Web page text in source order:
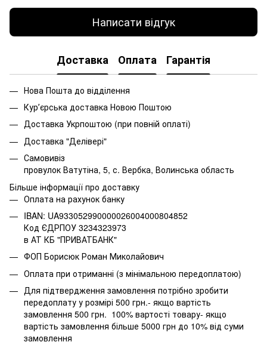
Написати відгук
Доставка Оплата Гарантія
Нова Пошта до відділення
Курʼєрська доставка Новою Поштою
Доставка Укрпоштою (при повній оплаті)
Доставка "Делівері"
Самовивіз
провулок Ватутіна, 5, с. Вербка, Волинська область
Більше інформації про доставку
Оплата на рахунок банку
IBAN: UA933052990000026004000804852
Код ЄДРПОУ 3234323973
в АТ КБ "ПРИВАТБАНК"
ФОП Борисюк Роман Миколайович
Оплата при отриманні (з мінімальною передоплатою)
Для підтвердження замовлення потрібно зробити
передоплату у розмірі 500 грн.- якщо вартість
замовлення 500 грн. 100% вартості товару- якщо
вартість замовлення більше 5000 грн до 10% від суми
замовлення